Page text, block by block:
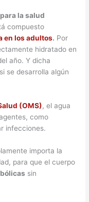
la salud
compuesto
en los adultos. Por
hidratado en
año. Y dicha
se desarrolla algún
(OMS), el agua
como
infecciones.
importa la
para que el cuerpo
sin